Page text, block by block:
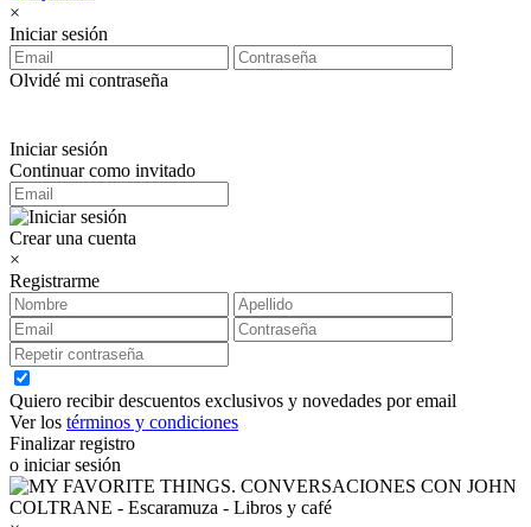
×
Iniciar sesión
Olvidé mi contraseña
Iniciar sesión
Continuar como invitado
Crear una cuenta
×
Registrarme
Quiero recibir descuentos exclusivos y novedades por email
Ver los términos y condiciones
Finalizar registro
o iniciar sesión